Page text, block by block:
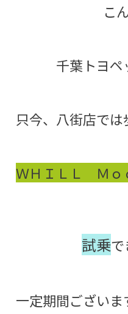
こ
千葉トヨ
只今、八街店で
ＷＨＩＬＬ Ｍｏ
試乗で
一定期間ござい